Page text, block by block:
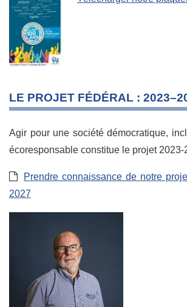
LE PROJET FÉDÉRAL :
Agir pour une société démocratique,
écoresponsable constitue le projet 2023-
Prendre connaissance de notre
2027